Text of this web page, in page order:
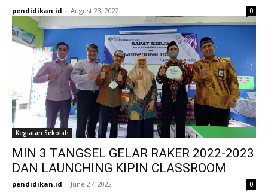
pendidikan.id - August 23, 2022 0
Kegiatan Sekolah
MIN 3 TANGSEL GELAR RAKER 2022-2023
DAN LAUNCHING KIPIN CLASSROOM
pendidikan.id - June 27, 2022 0